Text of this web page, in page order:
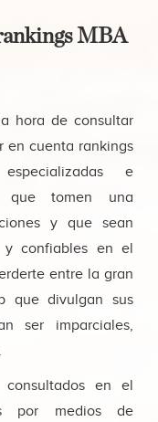
MBA
hora de consultar
en cuenta rankings
e
que tomen una
y que sean
y confiables en el
entre la gran
que divulgan sus
ser imparciales,
consultados en el
por medios de